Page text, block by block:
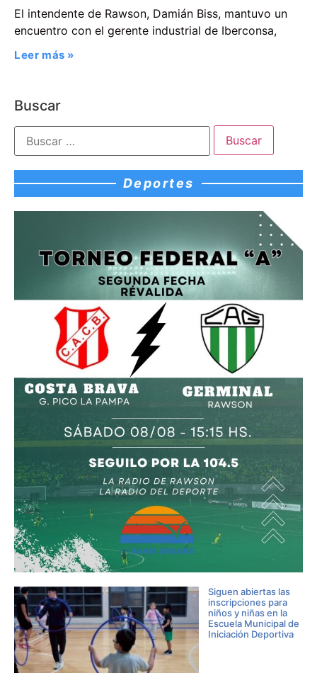
El intendente de Rawson, Damián Biss, mantuvo un
encuentro con el gerente industrial de Iberconsa,
Leer más »
Buscar
Deportes
Siguen abiertas las
inscripciones para
niños y niñas en la
Escuela Municipal de
Iniciación Deportiva